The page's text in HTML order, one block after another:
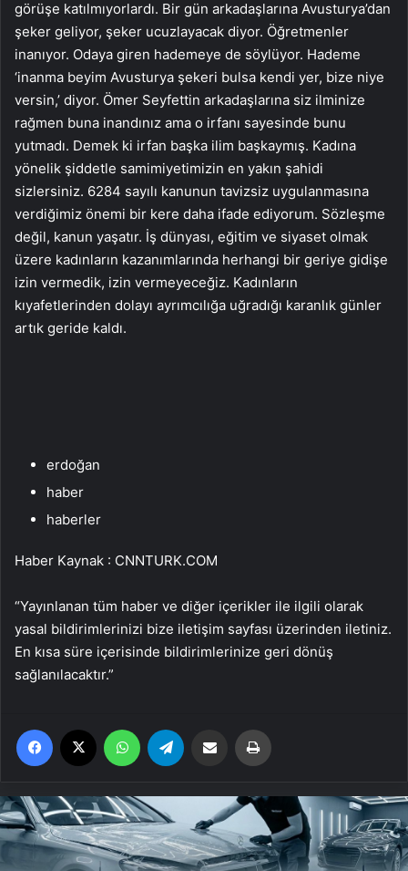
görüşe katılmıyorlardı. Bir gün arkadaşlarına Avusturya’dan
şeker geliyor, şeker ucuzlayacak diyor. Öğretmenler
inanıyor. Odaya giren hademeye de söylüyor. Hademe
‘inanma beyim Avusturya şekeri bulsa kendi yer, bize niye
versin,’ diyor. Ömer Seyfettin arkadaşlarına siz ilminize
rağmen buna inandınız ama o irfanı sayesinde bunu
yutmadı. Demek ki irfan başka ilim başkaymış. Kadına
yönelik şiddetle samimiyetimizin en yakın şahidi
sizlersiniz. 6284 sayılı kanunun tavizsiz uygulanmasına
verdiğimiz önemi bir kere daha ifade ediyorum. Sözleşme
değil, kanun yaşatır. İş dünyası, eğitim ve siyaset olmak
üzere kadınların kazanımlarında herhangi bir geriye gidişe
izin vermedik, izin vermeyeceğiz. Kadınların
kıyafetlerinden dolayı ayrımcılığa uğradığı karanlık günler
artık geride kaldı.
erdoğan
haber
haberler
Haber Kaynak : CNNTURK.COM
“Yayınlanan tüm haber ve diğer içerikler ile ilgili olarak
yasal bildirimlerinizi bize iletişim sayfası üzerinden iletiniz.
En kısa süre içerisinde bildirimlerinize geri dönüş
sağlanılacaktır.”
Facebook WhatsApp Email'den paylaş